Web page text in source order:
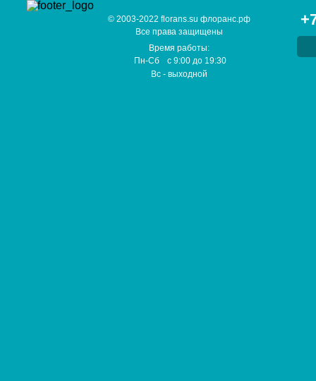
© 2003-2022 florans.su флоранс.рф
Все права защищены
Время работы:
Пн-Сб
с9:00 до 19:30
Вс - выходной